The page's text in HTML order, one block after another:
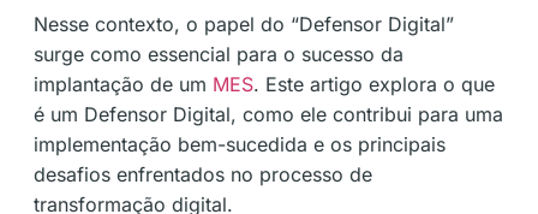
Nesse contexto, o papel do “Defensor Digital”
surge como essencial para o sucesso da
implantação de um MES. Este artigo explora o que
é um Defensor Digital, como ele contribui para uma
implementação bem-sucedida e os principais
desafios enfrentados no processo de
transformação digital.